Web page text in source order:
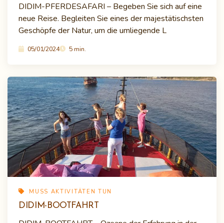
DIDIM-PFERDESAFARI – Begeben Sie sich auf eine
neue Reise. Begleiten Sie eines der majestätischsten
Geschöpfe der Natur, um die umliegende L
05/01/2024 5 min.
MUSS AKTIVITÄTEN TUN
DIDIM-BOOTFAHRT